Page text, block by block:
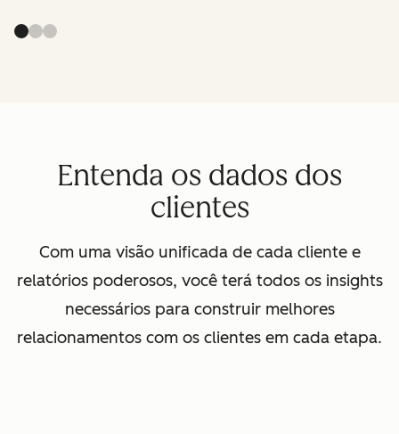
Entenda os dados dos
clientes
Com uma visão unificada de cada cliente e
relatórios poderosos, você terá todos os insights
necessários para construir melhores
relacionamentos com os clientes em cada etapa.